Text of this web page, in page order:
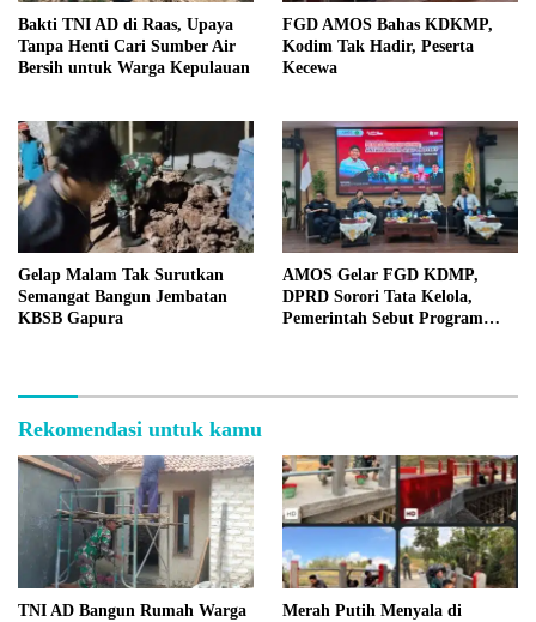
Bakti TNI AD di Raas, Upaya
Tanpa Henti Cari Sumber Air
Bersih untuk Warga Kepulauan
FGD AMOS Bahas KDKMP,
Kodim Tak Hadir, Peserta
Kecewa
Gelap Malam Tak Surutkan
Semangat Bangun Jembatan
KBSB Gapura
AMOS Gelar FGD KDMP,
DPRD Sorori Tata Kelola,
Pemerintah Sebut Program
Rekomendasi untuk kamu
TNI AD Bangun Rumah Warga
Merah Putih Menyala di